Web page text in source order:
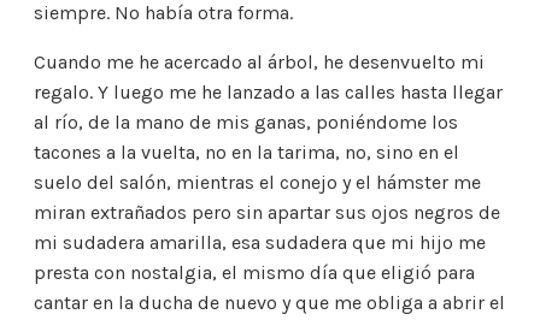
siempre. No había otra forma.
Cuando me he acercado al árbol, he desenvuelto mi
regalo. Y luego me he lanzado a las calles hasta llegar
al río, de la mano de mis ganas, poniéndome los
tacones a la vuelta, no en la tarima, no, sino en el
suelo del salón, mientras el conejo y el hámster me
miran extrañados pero sin apartar sus ojos negros de
mi sudadera amarilla, esa sudadera que mi hijo me
presta con nostalgia, el mismo día que eligió para
cantar en la ducha de nuevo y que me obliga a abrir el